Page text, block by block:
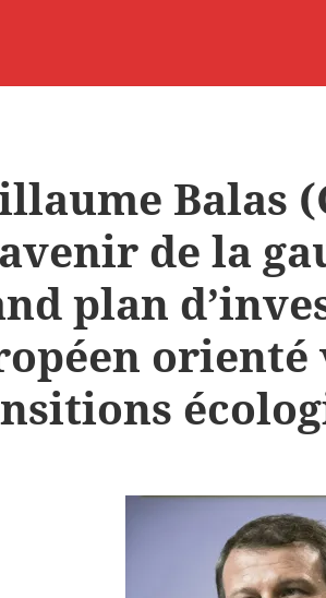
Balas
de la
plan
orienté